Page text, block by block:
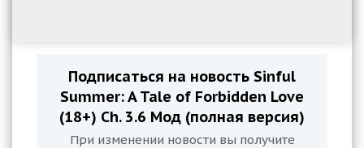
Подписаться на новость Sinful
Summer: A Tale of Forbidden Love
(18+) Ch. 3.6 Мод (полная версия)
При изменении новости вы получите